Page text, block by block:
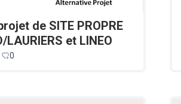
de SITE PROPRE
LAURIERS et LINEO
0